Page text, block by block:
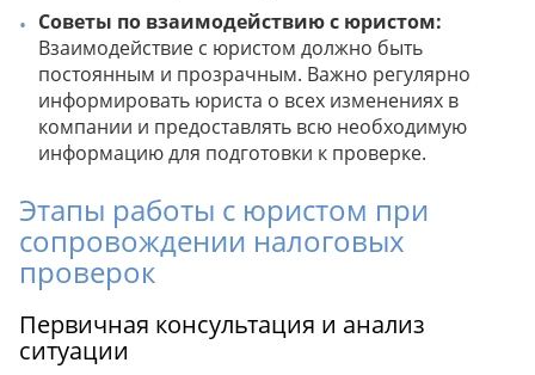
Советы по взаимодействию с юристом:
Взаимодействие с юристом должно быть
постоянным и прозрачным. Важно регулярно
информировать юриста о всех изменениях в
компании и предоставлять всю необходимую
информацию для подготовки к проверке.
Этапы работы с юристом при
сопровождении налоговых
проверок
Первичная консультация и анализ
ситуации